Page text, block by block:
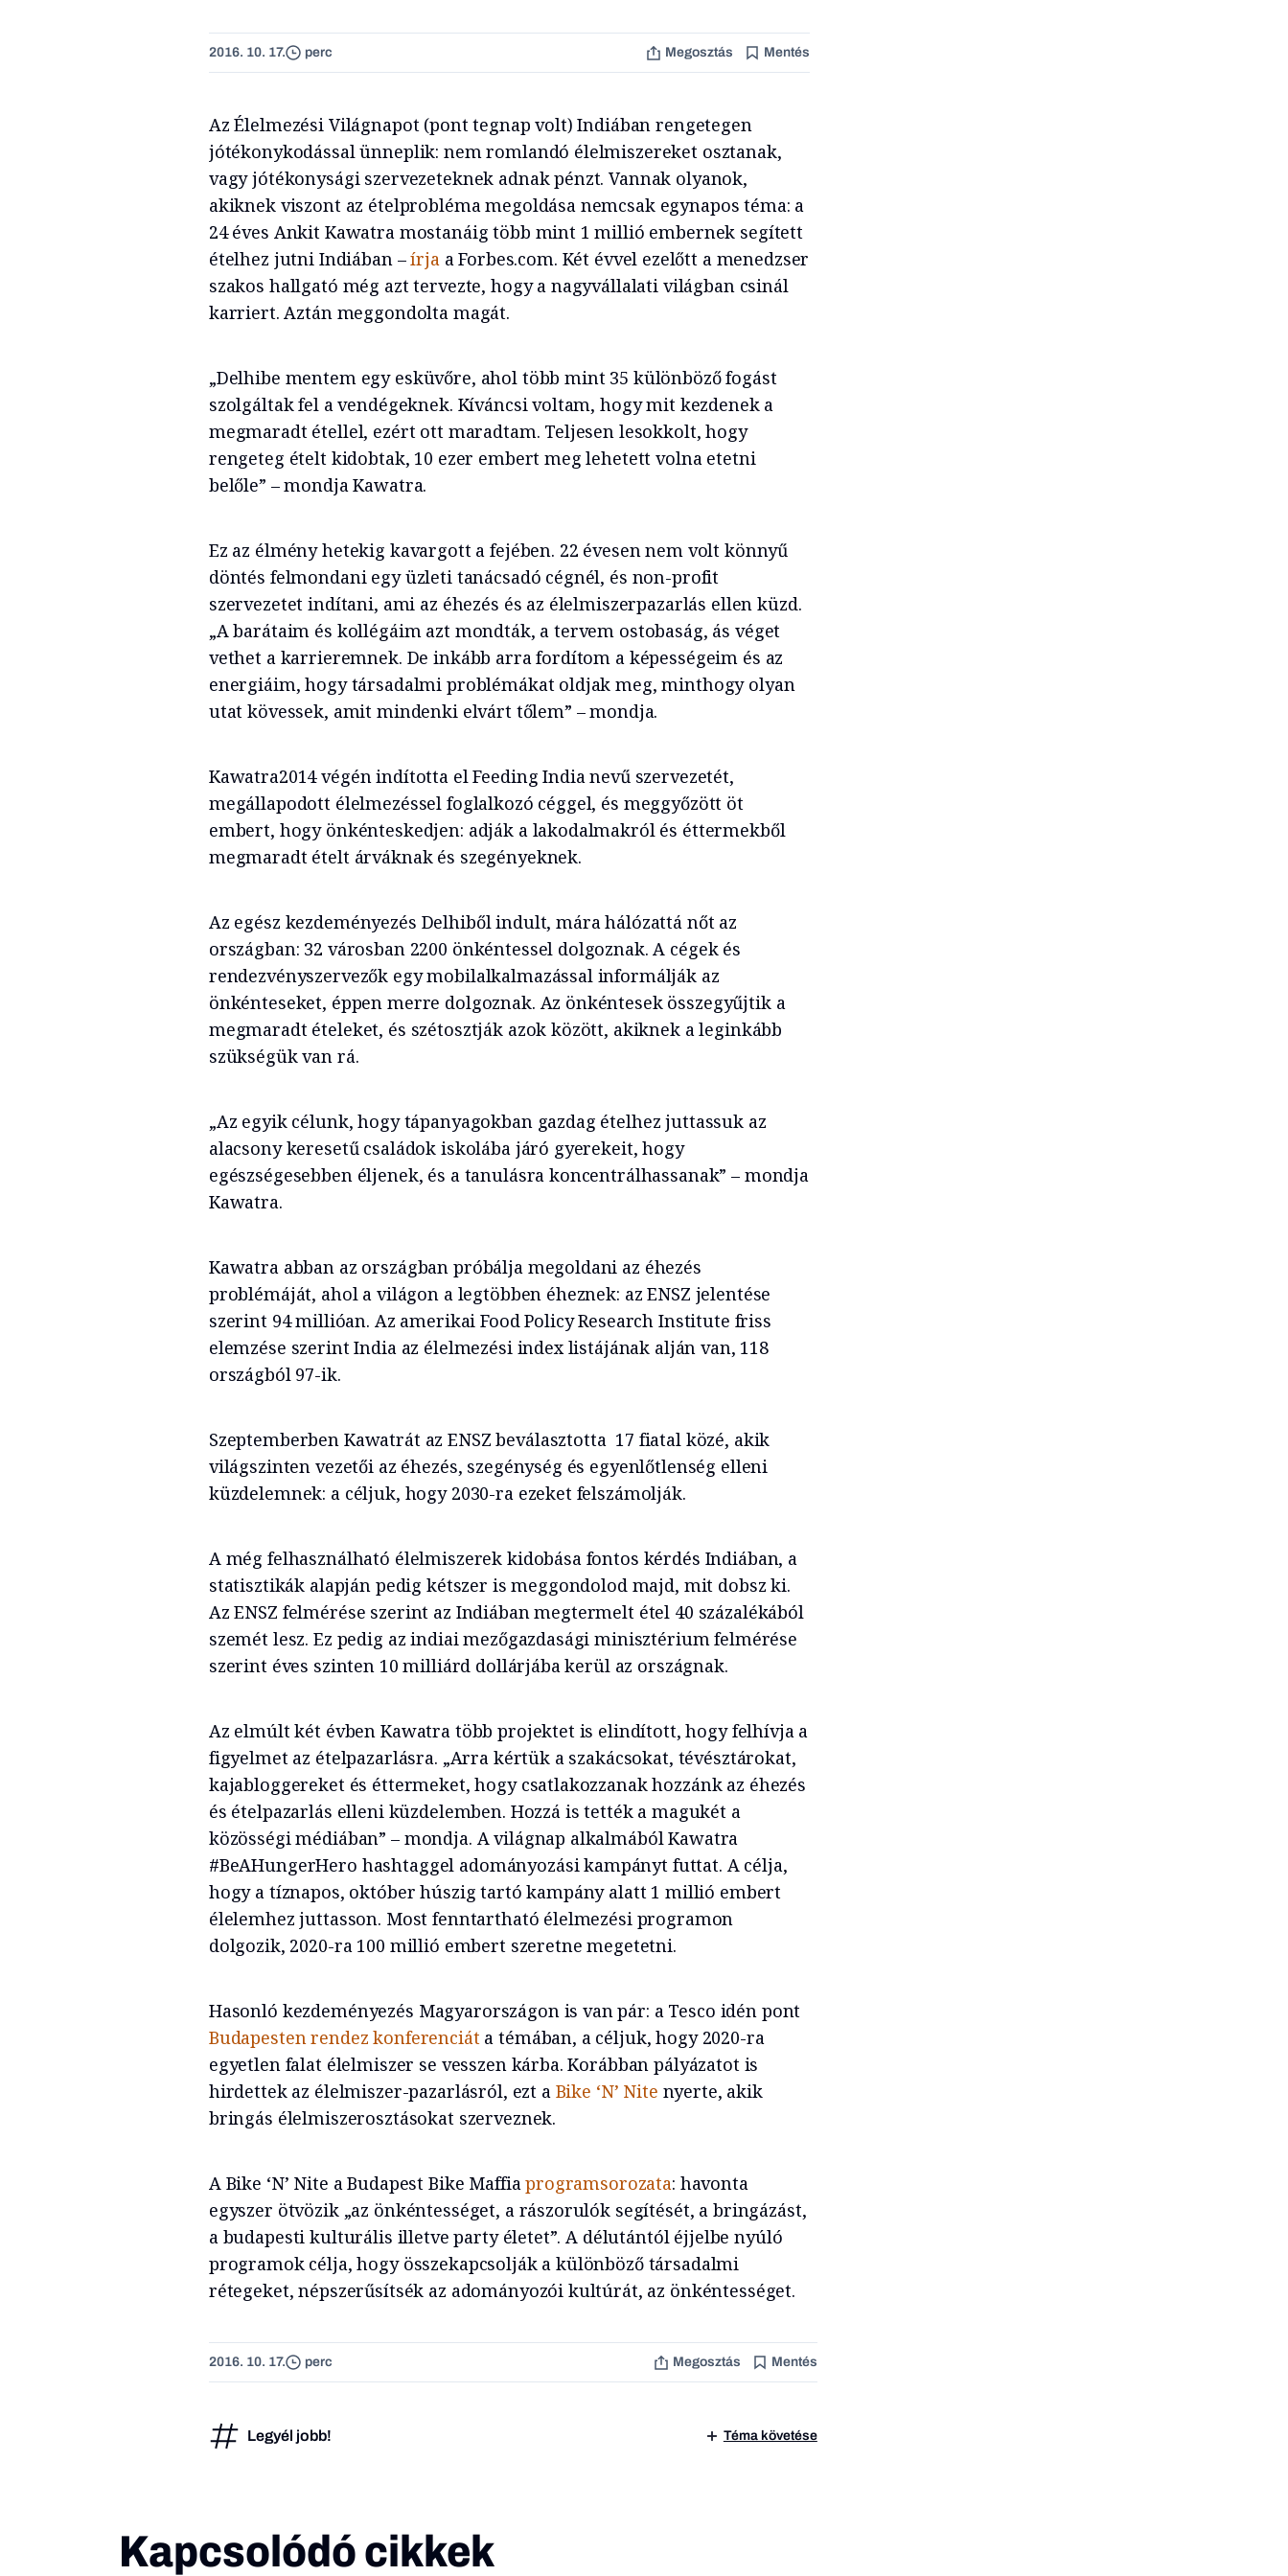
2016. 10. 17. perc Megosztás Mentés
Az Élelmezési Világnapot (pont tegnap volt) Indiában rengetegen
jótékonykodással ünneplik: nem romlandó élelmiszereket osztanak,
vagy jótékonysági szervezeteknek adnak pénzt. Vannak olyanok,
akiknek viszont az ételprobléma megoldása nemcsak egynapos téma: a
24 éves Ankit Kawatra mostanáig több mint 1 millió embernek segített
ételhez jutni Indiában –írja a Forbes.com. Két évvel ezelőtt a menedzser
szakos hallgató még azt tervezte, hogy a nagyvállalati világban csinál
karriert. Aztán meggondolta magát.
„Delhibe mentem egy esküvőre, ahol több mint 35 különböző fogást
szolgáltak fel a vendégeknek. Kíváncsi voltam, hogy mit kezdenek a
megmaradt étellel, ezért ott maradtam. Teljesen lesokkolt, hogy
rengeteg ételt kidobtak, 10 ezer embert meg lehetett volna etetni
belőle” – mondja Kawatra.
Ez az élmény hetekig kavargott a fejében. 22 évesen nem volt könnyű
döntés felmondani egy üzleti tanácsadó cégnél, és non-profit
szervezetet indítani, ami az éhezés és az élelmiszerpazarlás ellen küzd.
„A barátaim és kollégáim azt mondták, a tervem ostobaság, ás véget
vethet a karrieremnek. De inkább arra fordítom a képességeim és az
energiáim, hogy társadalmi problémákat oldjak meg, minthogy olyan
utat kövessek, amit mindenki elvárt tőlem” – mondja.
Kawatra2014 végén indította el Feeding India nevű szervezetét,
megállapodott élelmezéssel foglalkozó céggel, és meggyőzött öt
embert, hogy önkénteskedjen: adják a lakodalmakról és éttermekből
megmaradt ételt árváknak és szegényeknek.
Az egész kezdeményezés Delhiből indult, mára hálózattá nőt az
országban: 32 városban 2200 önkéntessel dolgoznak. A cégek és
rendezvényszervezők egy mobilalkalmazással informálják az
önkénteseket, éppen merre dolgoznak. Az önkéntesek összegyűjtik a
megmaradt ételeket, és szétosztják azok között, akiknek a leginkább
szükségük van rá.
„Az egyik célunk, hogy tápanyagokban gazdag ételhez juttassuk az
alacsony keresetű családok iskolába járó gyerekeit, hogy
egészségesebben éljenek, és a tanulásra koncentrálhassanak” – mondja
Kawatra.
Kawatra abban az országban próbálja megoldani az éhezés
problémáját, ahol a világon a legtöbben éheznek: az ENSZ jelentése
szerint 94 millióan. Az amerikai Food Policy Research Institute friss
elemzése szerint India az élelmezési index listájának alján van, 118
országból 97-ik.
Szeptemberben Kawatrát az ENSZ beválasztotta 17 fiatal közé, akik
világszinten vezetői az éhezés, szegénység és egyenlőtlenség elleni
küzdelemnek: a céljuk, hogy 2030-ra ezeket felszámolják.
A még felhasználható élelmiszerek kidobása fontos kérdés Indiában, a
statisztikák alapján pedig kétszer is meggondolod majd, mit dobsz ki.
Az ENSZ felmérése szerint az Indiában megtermelt étel 40 százalékából
szemét lesz. Ez pedig az indiai mezőgazdasági minisztérium felmérése
szerint éves szinten 10 milliárd dollárjába kerül az országnak.
Az elmúlt két évben Kawatra több projektet is elindított, hogy felhívja a
figyelmet az ételpazarlásra. „Arra kértük a szakácsokat, tévésztárokat,
kajabloggereket és éttermeket, hogy csatlakozzanak hozzánk az éhezés
és ételpazarlás elleni küzdelemben. Hozzá is tették a magukét a
közösségi médiában” – mondja. A világnap alkalmából Kawatra
#BeAHungerHero hashtaggel adományozási kampányt futtat. A célja,
hogy a tíznapos, október húszig tartó kampány alatt 1 millió embert
élelemhez juttasson. Most fenntartható élelmezési programon
dolgozik, 2020-ra 100 millió embert szeretne megetetni.
Hasonló kezdeményezés Magyarországon is van pár: a Tesco idén pont
Budapesten rendez konferenciát a témában, a céljuk, hogy 2020-ra
egyetlen falat élelmiszer se vesszen kárba. Korábban pályázatot is
hirdettek az élelmiszer-pazarlásról, ezt a Bike ‘N’ Nite nyerte, akik
bringás élelmiszerosztásokat szerveznek.
A Bike ‘N’ Nite a Budapest Bike Maffiaprogramsorozata: havonta
egyszer ötvözik „az önkéntességet, a rászorulók segítését, a bringázást,
a budapesti kulturális illetve party életet”. A délutántól éjjelbe nyúló
programok célja, hogy összekapcsolják a különböző társadalmi
rétegeket, népszerűsítsék az adományozói kultúrát, az önkéntességet.
2016. 10. 17. perc Megosztás Mentés
Legyél jobb! Téma követése
Kapcsolódó cikkek